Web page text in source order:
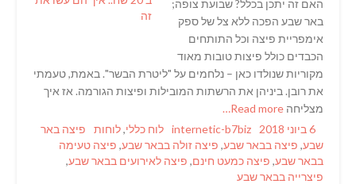
האם זה יתכן בכלל? שבועת צופה;
באר שבע הפכה ללא צל של ספק
אימפריית פיצה וכל התותחים
הכבדים כולל פיצות טובות מאוד
מקוריות שנולדו כאן – נלחמים על "ליטרת הבשר". באמת, טעמתי
את רובן. ביניהן את הרשתות המובילות ופיצות הגורמה. אז איך
מצליחה
Posted
on
6 ביוני 2018 Author
internetic-b7biz
Categories
לוח כללי,לוחות Tags
פיצה באר
שבע, פיצה בבאר שבע, פיצה זולה בבאר שבע, פיצה טעימה
בבאר שבע, פיצה כמעט חינם, פיצה לאירועים בבאר שבע,
פיצרייה בבאר שבע